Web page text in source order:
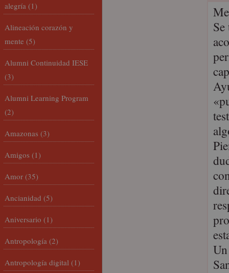
alegría (1)
Alineación corazón y
mente (5)
Alumni Continuidad IESE
(3)
Alumni Learning Program
(2)
Amazonas (3)
Amigos (1)
Amor (35)
Ancianidad (5)
Aniversario (1)
Antropología (2)
Antropología digital (1)